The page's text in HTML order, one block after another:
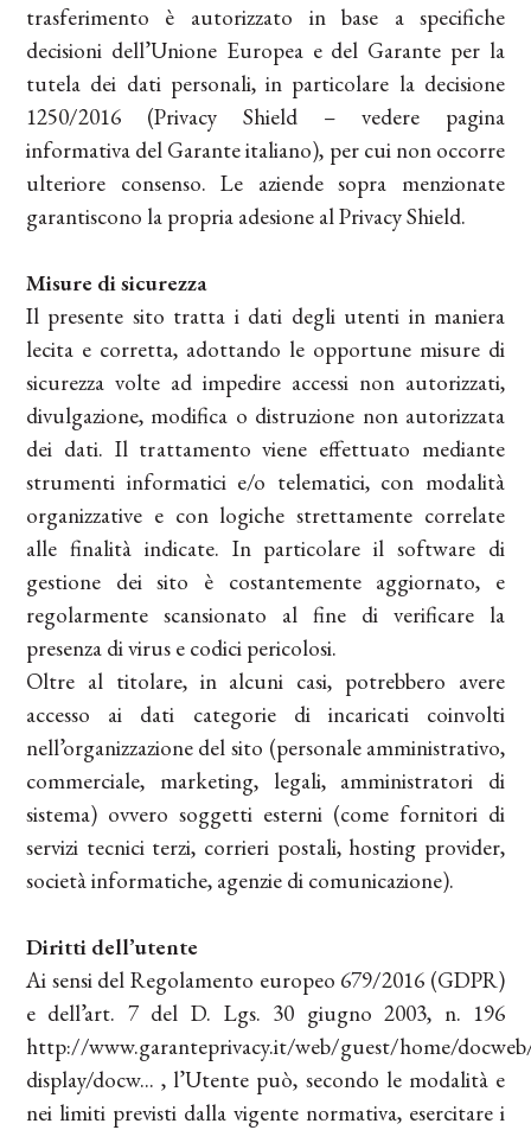
trasferimento è autorizzato in base a specifiche
decisioni dell’Unione Europea e del Garante per la
tutela dei dati personali, in particolare la decisione
1250/2016 (Privacy Shield – vedere pagina
informativa del Garante italiano), per cui non occorre
ulteriore consenso. Le aziende sopra menzionate
garantiscono la propria adesione al Privacy Shield.
Misure di sicurezza
Il presente sito tratta i dati degli utenti in maniera
lecita e corretta, adottando le opportune misure di
sicurezza volte ad impedire accessi non autorizzati,
divulgazione, modifica o distruzione non autorizzata
dei dati. Il trattamento viene effettuato mediante
strumenti informatici e/o telematici, con modalità
organizzative e con logiche strettamente correlate
alle finalità indicate. In particolare il software di
gestione dei sito è costantemente aggiornato, e
regolarmente scansionato al fine di verificare la
presenza di virus e codici pericolosi.
Oltre al titolare, in alcuni casi, potrebbero avere
accesso ai dati categorie di incaricati coinvolti
nell’organizzazione del sito (personale amministrativo,
commerciale, marketing, legali, amministratori di
sistema) ovvero soggetti esterni (come fornitori di
servizi tecnici terzi, corrieri postali, hosting provider,
società informatiche, agenzie di comunicazione).
Diritti dell’utente
Ai sensi del Regolamento europeo 679/2016 (GDPR)
e dell’art. 7 del D. Lgs. 30 giugno 2003, n. 196
http://www.garanteprivacy.it/web/guest/home/
display/docw... , l’Utente può, secondo le modalità e
nei limiti previsti dalla vigente normativa, esercitare i